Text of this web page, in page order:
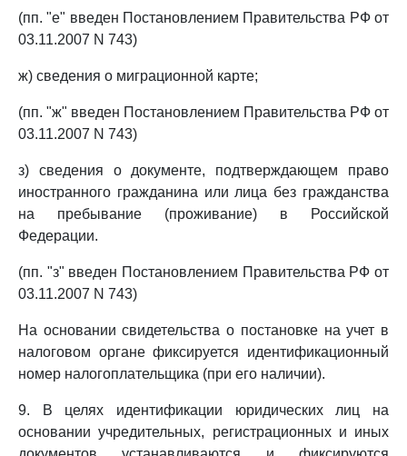
(пп. "е" введен Постановлением Правительства РФ от
03.11.2007 N 743)
ж) сведения о миграционной карте;
(пп. "ж" введен Постановлением Правительства РФ от
03.11.2007 N 743)
з) сведения о документе, подтверждающем право
иностранного гражданина или лица без гражданства
на пребывание (проживание) в Российской
Федерации.
(пп. "з" введен Постановлением Правительства РФ от
03.11.2007 N 743)
На основании свидетельства о постановке на учет в
налоговом органе фиксируется идентификационный
номер налогоплательщика (при его наличии).
9. В целях идентификации юридических лиц на
основании учредительных, регистрационных и иных